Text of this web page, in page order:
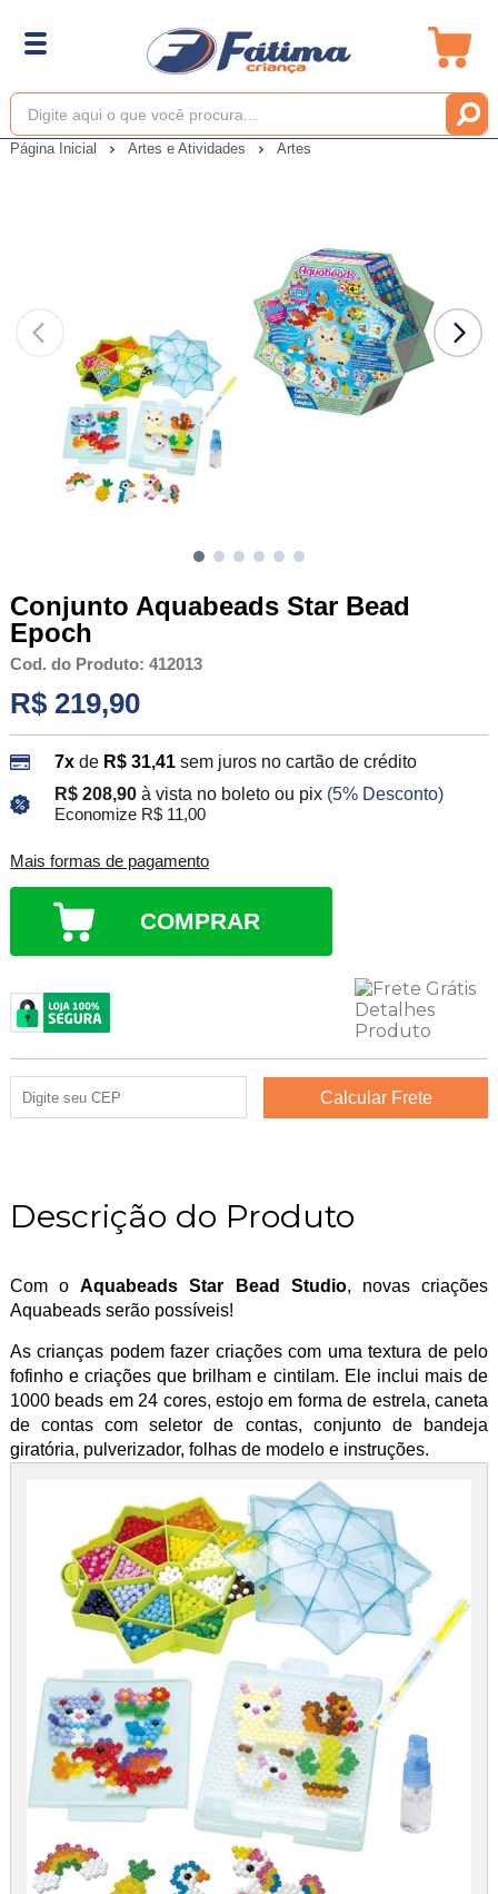
Página Inicial Artes e Atividades Artes
Conjunto Aquabeads Star Bead
Epoch
Cod. do Produto: 412013
R$ 219,90
7xde R$ 31,41 sem juros no cartão de crédito
R$ 208,90 à vista no boleto ou pix (5% Desconto)
Economize R$ 11,00
Mais formas de pagamento
COMPRAR
Descrição do Produto
Com oAquabeads Star Bead Studio, novas criações
Aquabeads serão possíveis!
As crianças podem fazer criações com uma textura de pelo
fofinho e criações que brilham e cintilam. Ele inclui mais de
1000 beads em 24 cores, estojo em forma de estrela, caneta
de contas com seletor de contas, conjunto de bandeja
giratória, pulverizador, folhas de modelo e instruções.